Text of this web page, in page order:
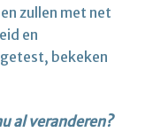
zullen met net
en
bekeken
al veranderen?